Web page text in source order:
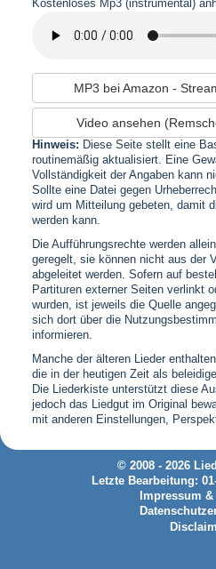
Kostenloses Mp3 (instrumental)
MP3 bei Amazon -
Video ansehen
Hinweis: Diese Seite stellt eine
routinemäßig aktualisiert. Eine
Vollständigkeit der Angaben kann
Sollte eine Datei gegen
wird um Mitteilung gebeten, damit
werden kann.
Die Aufführungsrechte werden
geregelt, sie können nicht aus der
abgeleitet werden. Sofern auf
Partituren externer Seiten verlinkt
wurden, ist jeweils die Quelle
sich dort über die
informieren.
Manche der älteren Lieder
die in der heutigen Zeit als
Die Liederkiste unterstützt diese
jedoch das Liedgut im Original
mit anderen Einstellungen,
© 2008 - 2026
Letzte Bearbeitung:
Impressum